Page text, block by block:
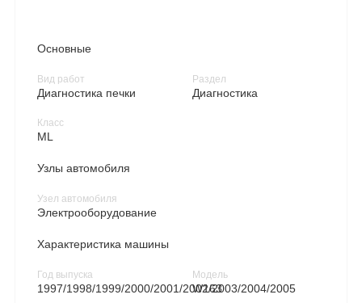
Основные
Вид работ
Диагностика печки
Класс
ML
Раздел
Диагностика
Узлы автомобиля
Узел автомобиля
Электрооборудование
Характеристика машины
Год выпуска
1997/1998/1999/2000/2001/2002/2003/2004/2005
Модель
W163